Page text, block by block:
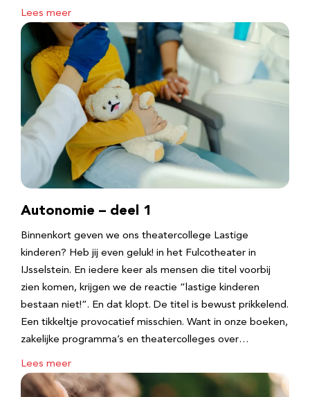
Lees meer
Autonomie – deel 1
Binnenkort geven we ons theatercollege Lastige
kinderen? Heb jij even geluk! in het Fulcotheater in
IJsselstein. En iedere keer als mensen die titel voorbij
zien komen, krijgen we de reactie “lastige kinderen
bestaan niet!”. En dat klopt. De titel is bewust prikkelend.
Een tikkeltje provocatief misschien. Want in onze boeken,
zakelijke programma’s en theatercolleges over…
Lees meer